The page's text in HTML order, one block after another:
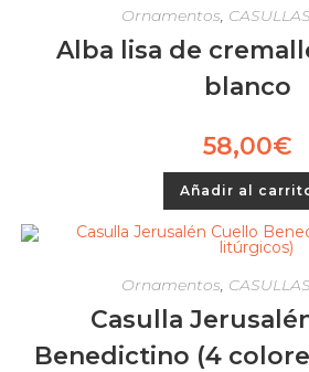
Ornamentos,
Alba lisa de
blanco
58,00€
Añadir al
Ornamentos,
Casulla
Benedictino (4